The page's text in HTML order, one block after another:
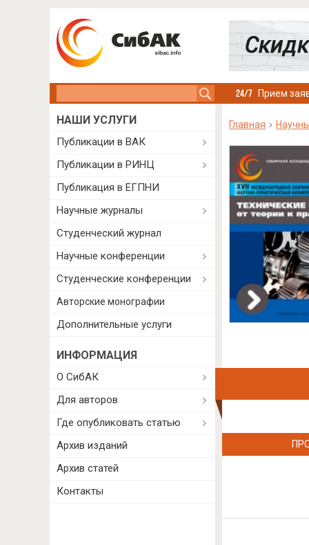
Прием
Главная
НАШИ УСЛУГИ
Публикации в ВАК
Публикации в РИНЦ
Публикация в ЕГПНИ
Научные журналы
Студенческий журнал
Научные конференции
Студенческие конференции
Авторские монографии
Дополнительные услуги
ИНФОРМАЦИЯ
О СибАК
Для авторов
Где опубликовать статью
Архив изданий
Архив статей
Контакты